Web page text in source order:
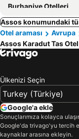
Burhaniye Otelleri
Assos konumundaki
Otel araması
Avrupa
Assos Karadut Tas Otel
Ülkenizi Seçin
Google'a ekle
Sonuçlarımıza kolayca
Google'da trivago'yu tercih
kaynaklar arasına ekleyin.